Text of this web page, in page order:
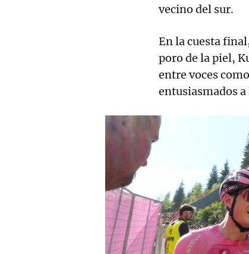
vecino del sur.
En la cuesta
poro de la piel,
entre voces
entusiasmados